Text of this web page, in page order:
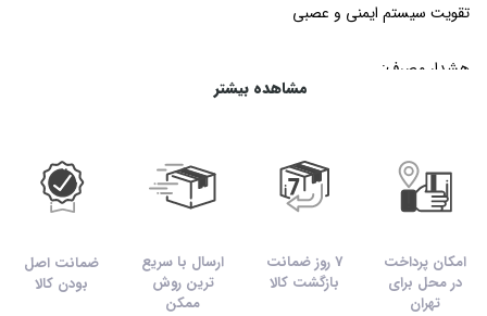
تقویت سیستم ایمنی و عصبی
هشدار مصرف:
شرایط نگهداری:
در جای خشک و خنک و دور از دسترس اطفال نگهداری شود.
مشاهده بیشتر
امکان پرداخت
در محل برای
تهران
7 روز ضمانت
بازگشت کالا
ارسال با سریع
ترین روش
ممکن
ضمانت اصل
بودن کالا